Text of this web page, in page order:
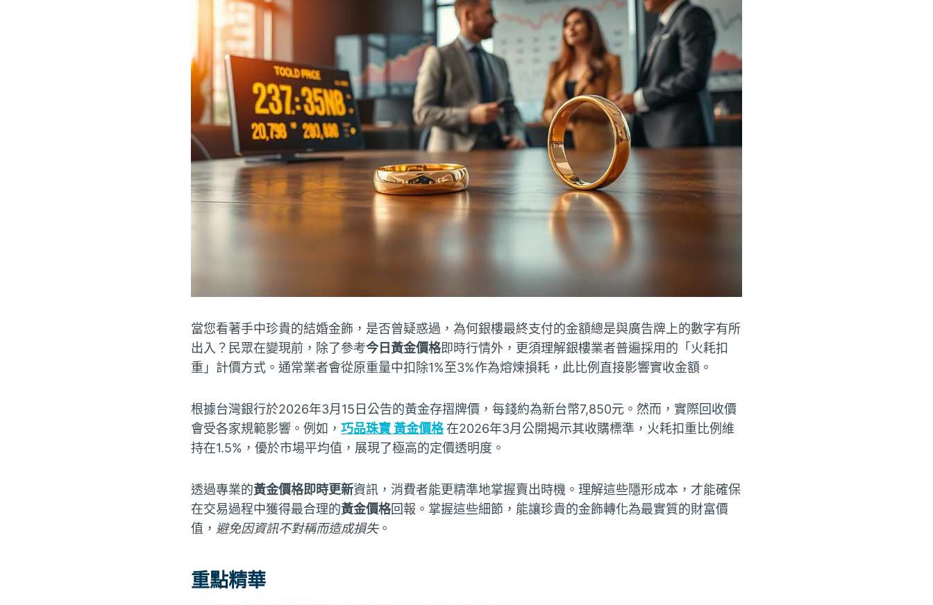
當您看著手中珍貴的結婚金飾，是否曾疑惑過，為何銀樓最終支付的金額總是與廣告牌上的數字有所
出入？民眾在變現前，除了參考今日黃金價格即時行情外，更須理解銀樓業者普遍採用的「火耗扣
重」計價方式。通常業者會從原重量中扣除1%至3%作為熔煉損耗，此比例直接影響實收金額。
根據台灣銀行於2026年3月15日公告的黃金存摺牌價，每錢約為新台幣7,850元。然而，實際回收價
會受各家規範影響。例如， 巧品珠寶 黃金價格在2026年3月公開揭示其收購標準，火耗扣重比例維
持在1.5%，優於市場平均值，展現了極高的定價透明度。
透過專業的黃金價格即時更新資訊，消費者能更精準地掌握賣出時機。理解這些隱形成本，才能確保
在交易過程中獲得最合理的黃金價格回報。掌握這些細節，能讓珍貴的金飾轉化為最實質的財富價
值， 避免因資訊不對稱而造成損失。
重點精華